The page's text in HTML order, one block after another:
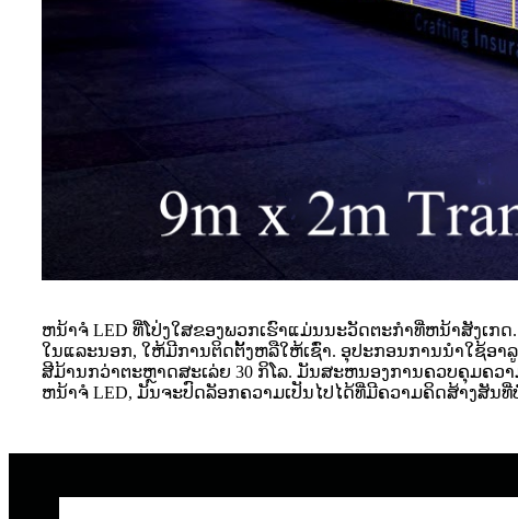
ຫນ້າຈໍ LED ທີ່ໂປ່ງໃສຂອງພວກເຮົາແມ່ນນະວັດຕະກໍາທີ່ຫນ້າສັງເກດ
ໃນແລະນອກ, ໃຫ້ມີການຕິດຕັ້ງຫລືໃຫ້ເຊົ່າ. ອຸປະກອນການນໍາໃຊ້ອ
ສີມ້ານກວ່າຕະຫຼາດສະເລ່ຍ 30 ກິໂລ. ມັນສະຫນອງການຄວບຄຸມຄວ
ຫນ້າຈໍ LED, ມັນຈະປົດລັອກຄວາມເປັນໄປໄດ້ທີ່ມີຄວາມຄິດສ້າງສັນ